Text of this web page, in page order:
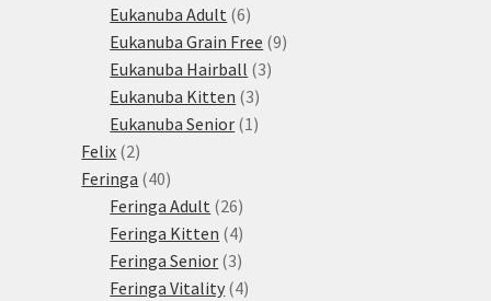
produktů
Eukanuba Adult 66
produktů
Eukanuba Grain Free 99
Eukanuba Hairball 33
Eukanuba Kitten 33
produkty
Eukanuba Senior 1 1
Felix 22
produkty
Feringa 4040
produktů
Feringa Adult 2626
produktů
Feringa Kitten 44
produkty
Feringa Senior 33
produkty
Feringa Vitality 44